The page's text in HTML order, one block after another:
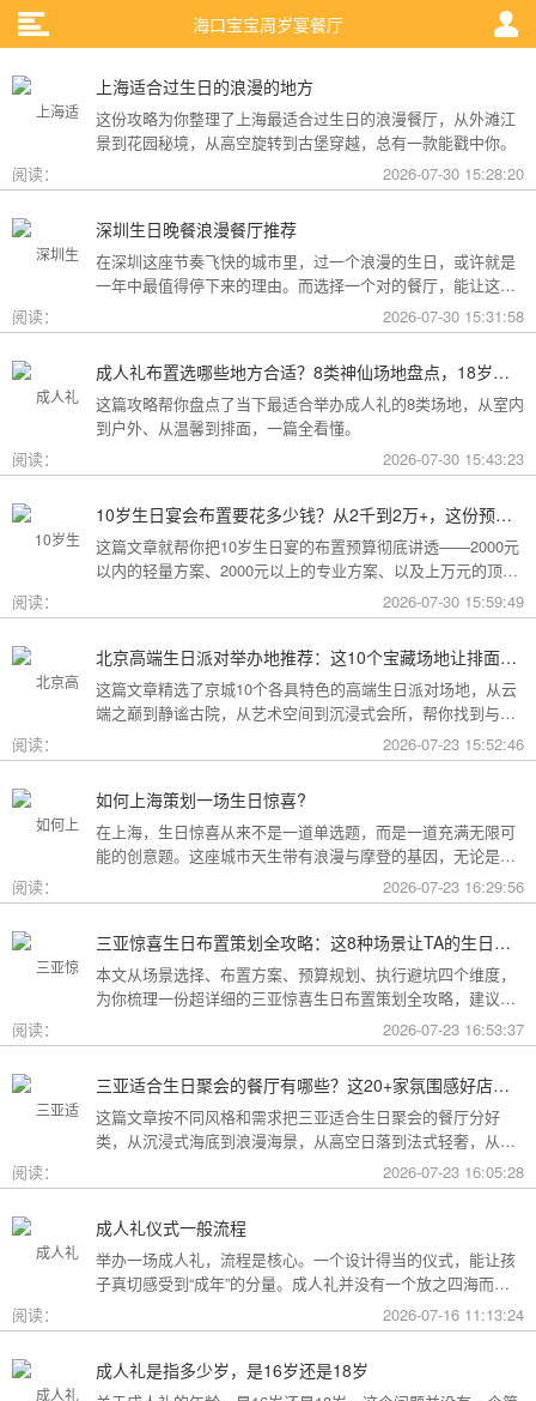
海口宝宝周岁宴餐厅
上海适合过生日的浪漫的地方
这份攻略为你整理了上海最适合过生日的浪漫餐厅，从外滩江
景到花园秘境，从高空旋转到古堡穿越，总有一款能戳中你。
阅读：
2026-07-30 15:28:20
深圳生日晚餐浪漫餐厅推荐
在深圳这座节奏飞快的城市里，过一个浪漫的生日，或许就是
一年中最值得停下来的理由。而选择一个对的餐厅，能让这一
天从“普通”变成“终生难忘”。无论是俯瞰城市灯火的高空秘境，
还是被鲜花与海风包裹的梦幻露台，深圳从不缺乏仪式感。
阅读： 2026-07-30 15:31:58
成人礼布置选哪些地方合适？8类神仙场地盘点，18岁的仪式感从选对地方开始
这篇攻略帮你盘点了当下最适合举办成人礼的8类场地，从室内
到户外、从温馨到排面，一篇全看懂。
阅读：
2026-07-30 15:43:23
10岁生日宴会布置要花多少钱？从2千到2万+，这份预算攻略讲透了
这篇文章就帮你把10岁生日宴的布置预算彻底讲透——2000元
以内的轻量方案、2000元以上的专业方案、以及上万元的顶配
阅读： 2026-07-30 15:59:49
北京高端生日派对举办地推荐：这10个宝藏场地让排面与品味兼得
这篇文章精选了京城10个各具特色的高端生日派对场地，从云
端之巅到静谧古院，从艺术空间到沉浸式会所，帮你找到与心
阅读： 2026-07-23 15:52:46
如何上海策划一场生日惊喜?
在上海，生日惊喜从来不是一道单选题，而是一道充满无限可
能的创意题。这座城市天生带有浪漫与摩登的基因，无论是外
滩的璀璨夜景，还是梧桐树下的老洋房，都为策划惊喜提供了
无尽的灵感
阅读： 2026-07-23 16:29:56
三亚惊喜生日布置策划全攻略：这8种场景让TA的生日成为永远难忘的回忆
本文从场景选择、布置方案、预算规划、执行避坑四个维度，
为你梳理一份超详细的三亚惊喜生日布置策划全攻略，建议收
阅读： 2026-07-23 16:53:37
三亚适合生日聚会的餐厅有哪些？这20+家氛围感好店按风格挑，一篇搞定
这篇文章按不同风格和需求把三亚适合生日聚会的餐厅分好
类，从沉浸式海底到浪漫海景，从高空日落到法式轻奢，从热
带庭院到高性价比好店，直接对号入座就行。
阅读： 2026-07-23 16:05:28
成人礼仪式一般流程
举办一场成人礼，流程是核心。一个设计得当的仪式，能让孩
子真切感受到“成年”的分量。成人礼并没有一个放之四海而皆
准的固定模板，它可以根据不同的风格和规模灵活调整。下面
为你梳理了传统、现代和家庭聚会三种主要场景的完整流程，
阅读： 2026-07-16 11:13:24
成人礼是指多少岁，是16岁还是18岁